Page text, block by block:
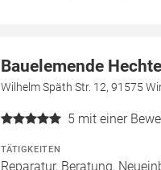
Bauelemende Hechtel
Wilhelm Späth Str. 12, 91575
5 mit einer
TÄTIGKEITEN
Reparatur, Beratung,